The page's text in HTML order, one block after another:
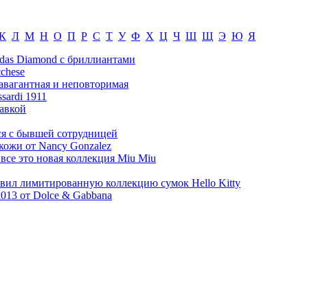
Л М Н О П Р С Т У Ф Х Ц Ч Ш Щ Э Ю Я
Diamond с бриллиантами
и неповторимая
1911
с бывшей сотрудницей
от Nancy Gonzalez
это новая коллекция Miu Miu
лимитированную коллекцию сумок Hello Kitty
от Dolce & Gabbana